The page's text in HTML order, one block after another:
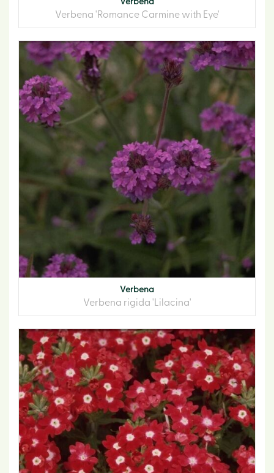
Verbena
Verbena 'Romance Carmine with Eye'
Verbena
Verbena rigida 'Lilacina'